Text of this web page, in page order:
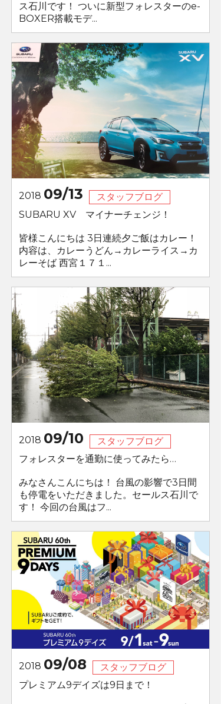
ス石川です！ ついに新型フォレスターのe-
BOXER搭載モデ...
2018 09/13
スタッフブログ
SUBARU XV マイナーチェンジ！
皆様こんにちは 3日連続夕ご飯はカレー！
内容は、カレーうどん→カレーライス→カ
レーそば 西宮１７１...
2018 09/10
スタッフブログ
フォレスターを通勤に使ってみたら…
みなさんこんにちは！ 台風の影響で3日間
も停電をいただきました。セールス石川で
す！ 今回の台風はフ...
2018 09/08
スタッフブログ
プレミアム9デイズは9日まで！